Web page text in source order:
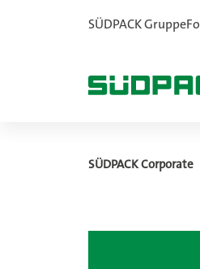
SÜDPACK Gruppe
SÜDPACK Corporate